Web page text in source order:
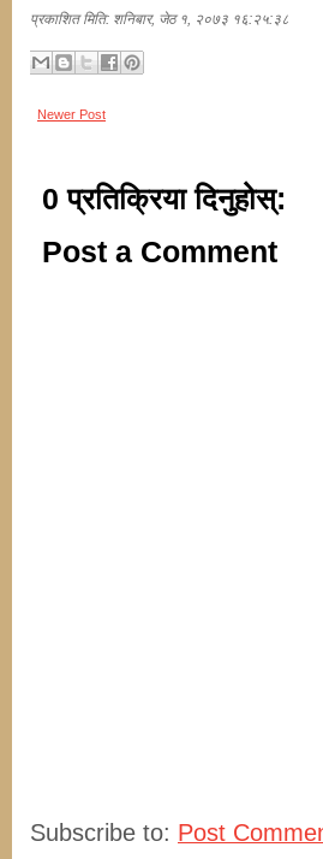
प्रकाशित मिति: शनिबार, जेठ १, २०७३ १६:२५:३८
Newer Post
0 प्रतिक्रिया दिनुहोस्:
Post a Comment
Subscribe to: Post